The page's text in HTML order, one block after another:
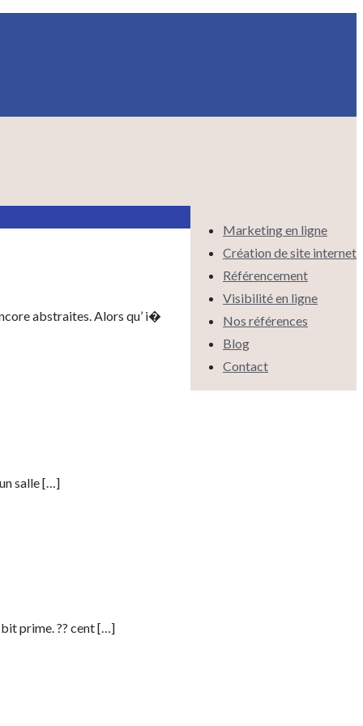
Marketing en ligne
Création de site internet
Référencement
Visibilité en ligne
Nos références
Blog
Contact
abstraites. Alors qu’ i�
salle[…]
prime. ?? cent[…]